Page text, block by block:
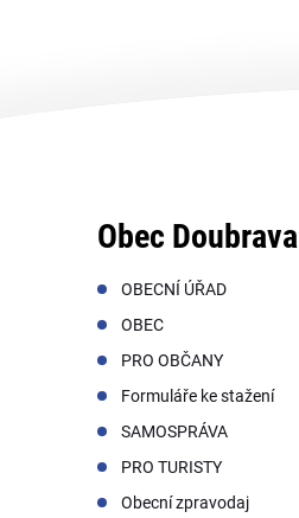
Obec Doubrava
OBECNÍ ÚŘAD
OBEC
PRO OBČANY
Formuláře ke stažení
SAMOSPRÁVA
PRO TURISTY
Obecní zpravodaj